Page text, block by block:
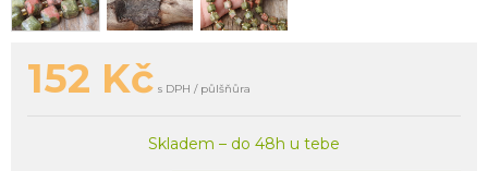
152 Kč s DPH / půlšňůra
Skladem – do 48h u tebe